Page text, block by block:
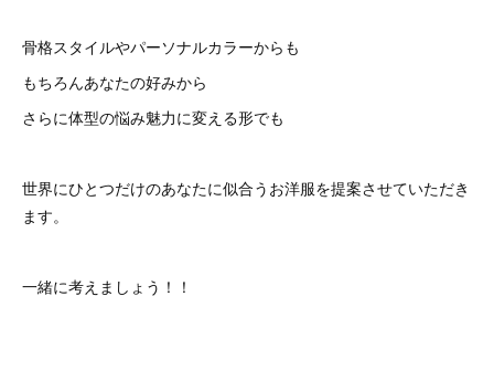
骨格スタイルやパーソナルカラーからも
もちろんあなたの好みから
さらに体型の悩み魅力に変える形でも
世界にひとつだけのあなたに似合うお洋服を提案させていただき
ます。
一緒に考えましょう！！